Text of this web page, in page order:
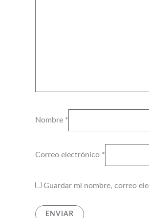
Nombre *
Correo electrónico *
Guardar mi nombre, correo